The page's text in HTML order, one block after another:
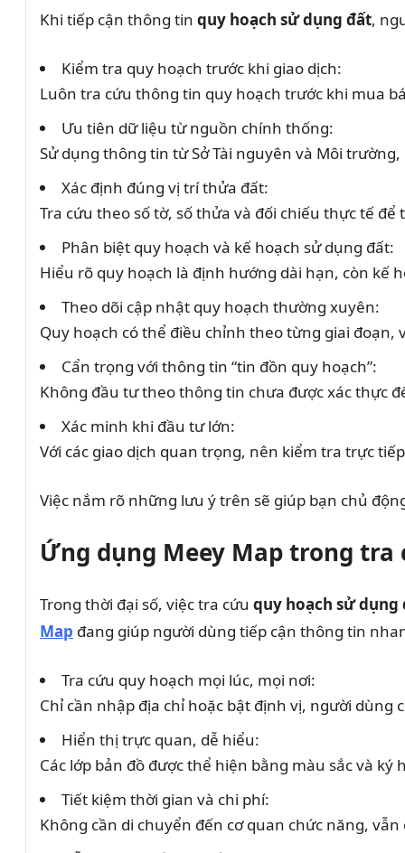
Khi tiếp cận thông tin quy hoạch sử dụng đất,
Kiểm tra quy hoạch trước khi giao dịch:
Luôn tra cứu thông tin quy hoạch trước khi mua
Ưu tiên dữ liệu từ nguồn chính thống:
Sử dụng thông tin từ Sở Tài nguyên và Môi
Xác định đúng vị trí thửa đất:
Tra cứu theo số tờ, số thửa và đối chiếu thực tế
Phân biệt quy hoạch và kế hoạch sử dụng đất:
Hiểu rõ quy hoạch là định hướng dài hạn, còn kế
Theo dõi cập nhật quy hoạch thường xuyên:
Quy hoạch có thể điều chỉnh theo từng giai
Cẩn trọng với thông tin “tin đồn quy hoạch”:
Không đầu tư theo thông tin chưa được xác thực
Xác minh khi đầu tư lớn:
Với các giao dịch quan trọng, nên kiểm tra trực
Việc nắm rõ những lưu ý trên sẽ giúp bạn chủ
Ứng dụng Meey Map trong
Trong thời đại số, việc tra cứu quy hoạch sử dụng
Map đang giúp người dùng tiếp cận thông tin
Tra cứu quy hoạch mọi lúc, mọi nơi:
Chỉ cần nhập địa chỉ hoặc bật định vị, người
Hiển thị trực quan, dễ hiểu:
Các lớp bản đồ được thể hiện bằng màu sắc và
Tiết kiệm thời gian và chi phí:
Không cần di chuyển đến cơ quan chức năng,